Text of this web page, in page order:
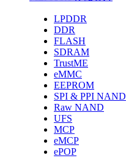
LPDDR
DDR
FLASH
SDRAM
TrustME
eMMC
EEPROM
SPI & PPI NAND
Raw NAND
UFS
MCP
eMCP
ePOP